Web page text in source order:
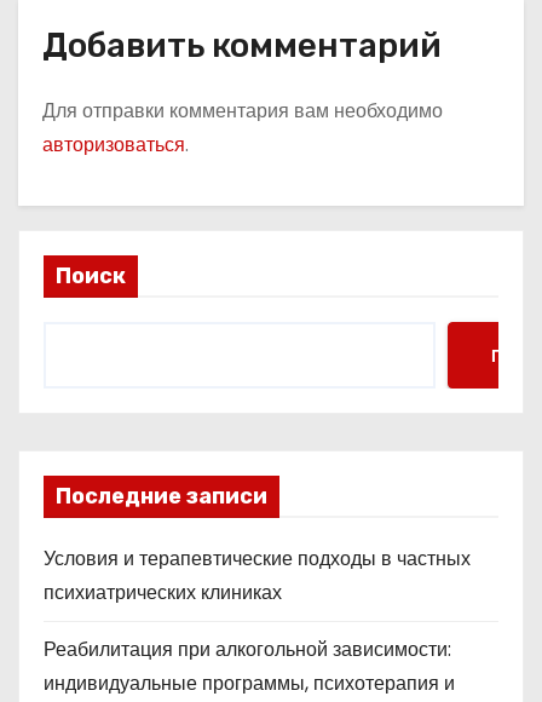
Добавить комментарий
Для отправки комментария вам необходимо
авторизоваться.
Поиск
Поиск
Последние записи
Условия и терапевтические подходы в частных
психиатрических клиниках
Реабилитация при алкогольной зависимости:
индивидуальные программы, психотерапия и